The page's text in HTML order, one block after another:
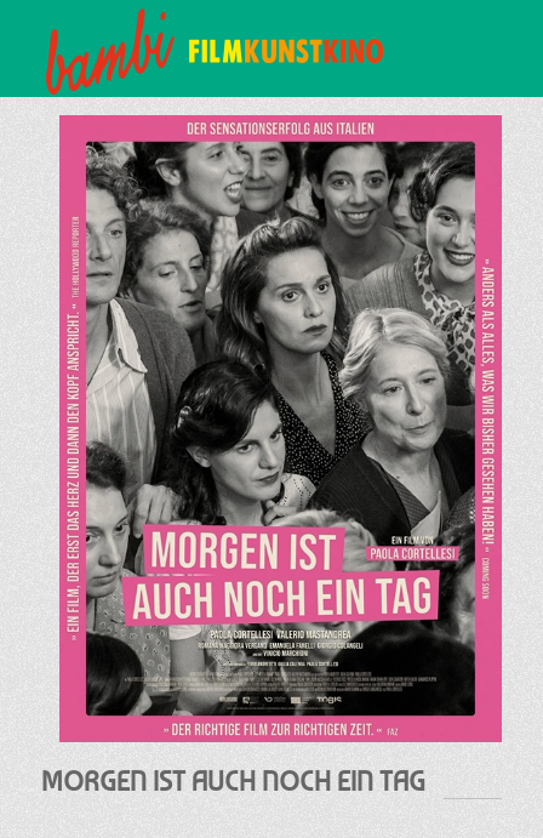
MORGEN IST AUCH NOCH EIN TAG